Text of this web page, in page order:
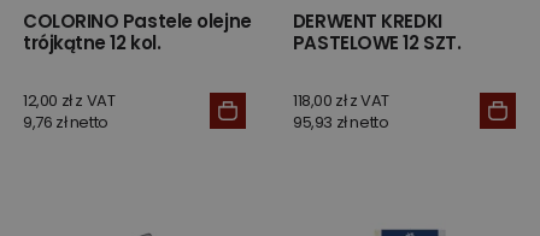
COLORINO Pastele olejne
trójkątne 12 kol.
12,00 zł z VAT
9,76 zł netto
DERWENT KREDKI
PASTELOWE 12 SZT.
118,00 zł z VAT
95,93 zł netto